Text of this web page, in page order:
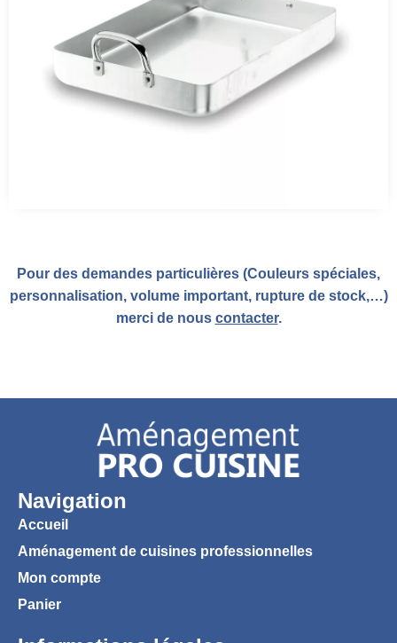
Pour des demandes particulières (Couleurs spéciales,
personnalisation, volume important, rupture de stock,…)
merci de nous contacter.
Navigation
Accueil
Aménagement de cuisines professionnelles
Mon compte
Panier